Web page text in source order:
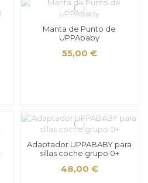
Manta de Punto de
UPPAbaby
55,00 €
Adaptador UPPABABY para
sillas coche grupo 0+
48,00 €